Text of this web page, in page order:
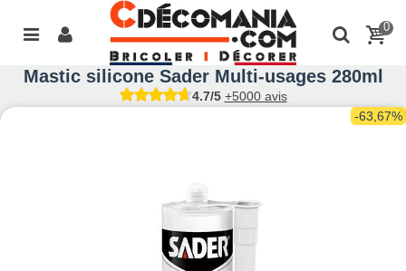
0
Mastic silicone Sader Multi-usages 280ml
4.7/5 +5000 avis
-63,67%